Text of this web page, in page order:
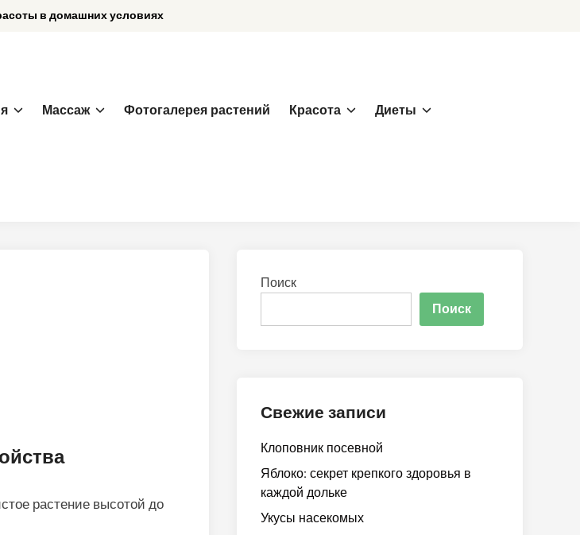
в домашних условиях
Массаж Фотогалерея растений Красота Диеты
растение высотой до
Поиск
Поиск
Свежие записи
Клоповник посевной
Яблоко: секрет крепкого здоровья в
каждой дольке
Укусы насекомых